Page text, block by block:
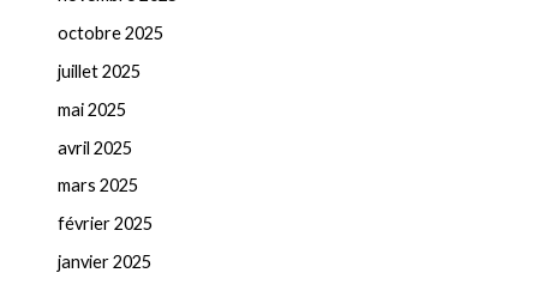
octobre 2025
juillet 2025
mai 2025
avril 2025
mars 2025
février 2025
janvier 2025